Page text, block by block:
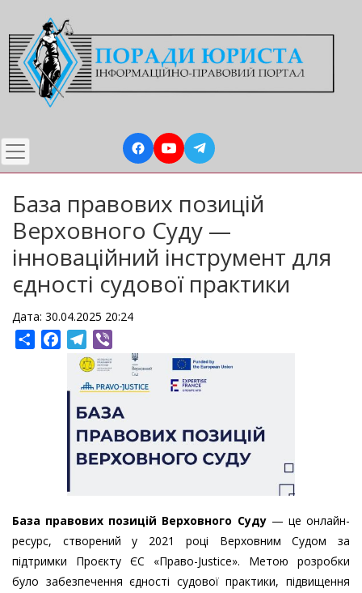
до
основного
вмісту
База правових позицій
Верховного Суду —
інноваційний інструмент для
єдності судової практики
Дата: 30.04.2025 20:24
ShareFacebookTelegram
База правових позицій Верховного Суду— це онлайн-
ресурс, створений у 2021 році Верховним Судом за
підтримки Проєкту ЄС «Право-Justice». Метою розробки
було забезпечення єдності судової практики, підвищення